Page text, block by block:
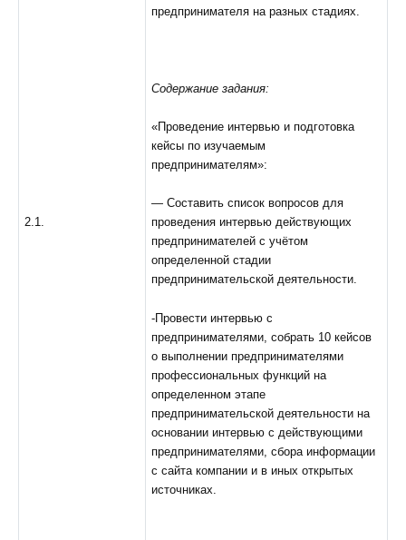
2.1.
предпринимателя на разных стадиях.
Содержание задания:
«Проведение интервью и подготовка
кейсы по изучаемым
предпринимателям»:
— Составить список вопросов для
проведения интервью действующих
предпринимателей с учётом
определенной стадии
предпринимательской деятельности.
-Провести интервью с
предпринимателями, собрать 10 кейсов
о выполнении предпринимателями
профессиональных функций на
определенном этапе
предпринимательской деятельности на
основании интервью с действующими
предпринимателями, сбора информации
с сайта компании и в иных открытых
источниках.